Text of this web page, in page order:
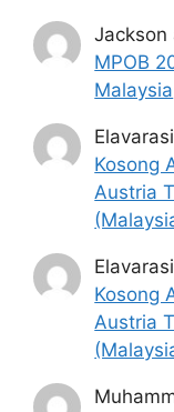
Jackson
MPOB
Malaysia
Kosong
Austria
Kosong
Austria